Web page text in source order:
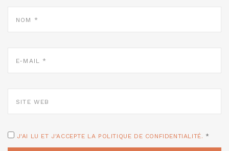
NOM
E-
MAIL
SITE
WEB
J'AI LU ET J'ACCEPTE LA POLITIQUE DE CONFIDENTIALITÉ. *